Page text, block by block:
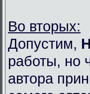
Во вторых:
Допустим,
работы, но
автора